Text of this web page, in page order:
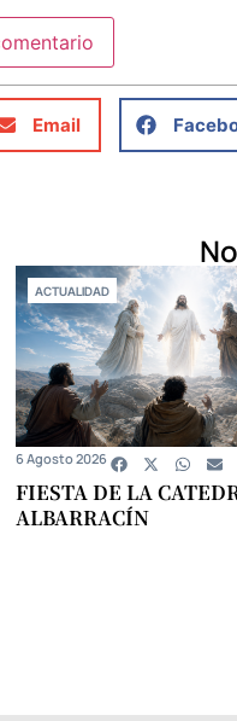
Email
ACTUALIDAD
FIESTA DE LA
ALBARRACÍN
6 Agosto 2026